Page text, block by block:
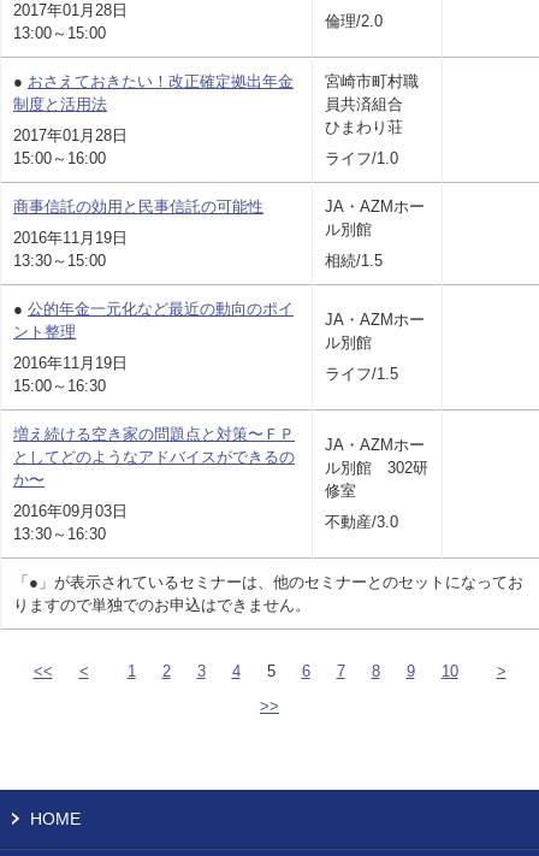
「●」が表示されているセミナーは、他のセミナーとのセットになってお
りますので単独でのお申込はできません。
2017年01月28日
13:00～15:00
倫理/2.0
● おさえておきたい！改正確定拠出年金
制度と活用法
2017年01月28日
15:00～16:00
宮崎市町村職
員共済組合
ひまわり荘
ライフ/1.0
商事信託の効用と民事信託の可能性
2016年11月19日
13:30～15:00
JA・AZMホー
ル別館
相続/1.5
● 公的年金一元化など最近の動向のポイ
ント整理
2016年11月19日
15:00～16:30
JA・AZMホー
ル別館
ライフ/1.5
増え続ける空き家の問題点と対策〜ＦＰ
としてどのようなアドバイスができるの
か〜
2016年09月03日
13:30～16:30
JA・AZMホー
ル別館 302研
修室
不動産/3.0
<< < 1 2 3 4 5 6 7 8 9 10
>
>>
HOME